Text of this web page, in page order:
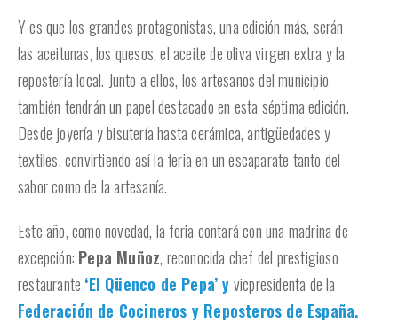
Y es que los grandes protagonistas, una edición más, serán
las aceitunas, los quesos, el aceite de oliva virgen extra y la
repostería local. Junto a ellos, los artesanos del municipio
también tendrán un papel destacado en esta séptima edición.
Desde joyería y bisutería hasta cerámica, antigüedades y
textiles, convirtiendo así la feria en un escaparate tanto del
sabor como de la artesanía.
Este año, como novedad, la feria contará con una madrina de
excepción: Pepa Muñoz, reconocida chef del prestigioso
restaurante ‘El Qüenco de Pepa’ yvicpresidenta de la
Federación de Cocineros y Reposteros de España.